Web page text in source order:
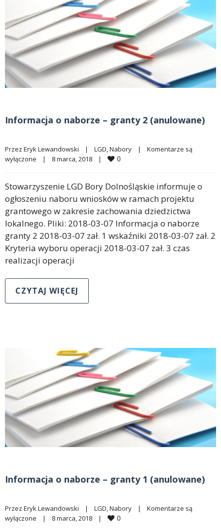
Informacja o naborze – granty 2 (anulowane)
Przez Eryk Lewandowski | LGD Nabory |
Komentarze są
wyłączone
| 8 marca, 2018 | 0
Stowarzyszenie LGD Bory Dolnośląskie informuje o
ogłoszeniu naboru wniosków w ramach projektu
grantowego w zakresie zachowania dziedzictwa
lokalnego. Pliki: 2018-03-07 Informacja o naborze
granty 2 2018-03-07 zał. 1 wskaźniki 2018-03-07 zał. 2
Kryteria wyboru operacji 2018-03-07 zał. 3 czas
realizacji operacji
CZYTAJ WIĘCEJ
Informacja o naborze – granty 1 (anulowane)
Przez Eryk Lewandowski | LGD, Nabory |
Komentarze są
wyłączone
| 8 marca, 2018 | 0